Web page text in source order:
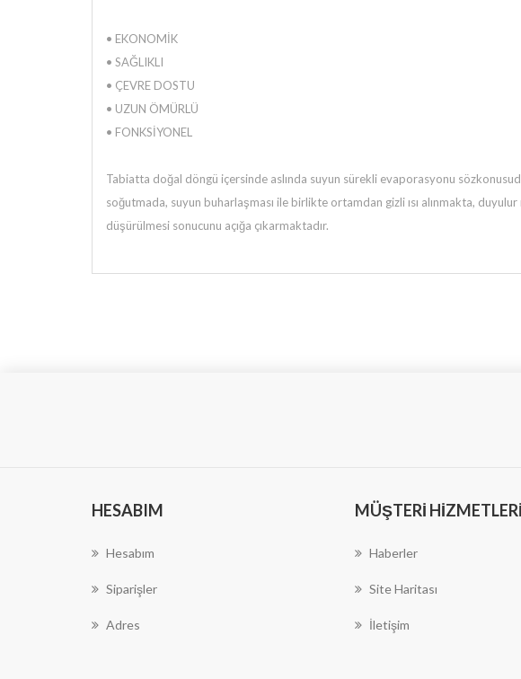
• EKONOMİK
• SAĞLIKLI
• ÇEVRE DOSTU
• UZUN ÖMÜRLÜ
• FONKSİYONEL
Tabiatta doğal döngü içersinde aslında suyun sürekli evaporasyonu
soğutmada, suyun buharlaşması ile birlikte ortamdan gizli ısı alınmakta, duyulur
düşürülmesi sonucunu açığa çıkarmaktadır.
HESABIM
Hesabım
Siparişler
Adres
MÜŞTERI HIZMETLERI
Haberler
Site Haritası
İletişim